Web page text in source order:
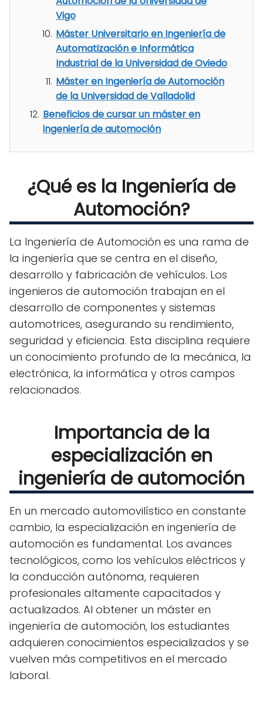
Vigo
Máster Universitario en Ingeniería de
Automatización e Informática
Industrial de la Universidad de Oviedo
Máster en Ingeniería de Automoción
de la Universidad de Valladolid
Beneficios de cursar un máster en
ingeniería de automoción
¿Qué es la Ingeniería de
Automoción?
La Ingeniería de Automoción es una rama de
la ingeniería que se centra en el diseño,
desarrollo y fabricación de vehículos. Los
ingenieros de automoción trabajan en el
desarrollo de componentes y sistemas
automotrices, asegurando su rendimiento,
seguridad y eficiencia. Esta disciplina requiere
un conocimiento profundo de la mecánica, la
electrónica, la informática y otros campos
relacionados.
Importancia de la
especialización en
ingeniería de automoción
En un mercado automovilístico en constante
cambio, la especialización en ingeniería de
automoción es fundamental. Los avances
tecnológicos, como los vehículos eléctricos y
la conducción autónoma, requieren
profesionales altamente capacitados y
actualizados. Al obtener un máster en
ingeniería de automoción, los estudiantes
adquieren conocimientos especializados y se
vuelven más competitivos en el mercado
laboral.